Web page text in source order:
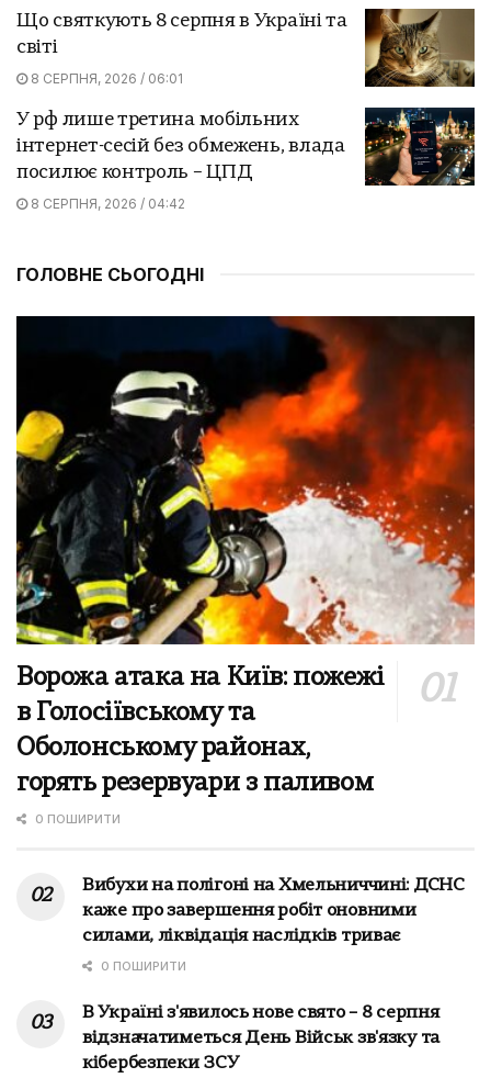
Що святкують 8 серпня в Україні та
світі
8 СЕРПНЯ, 2026 / 06:01
У рф лише третина мобільних
інтернет-сесій без обмежень, влада
посилює контроль – ЦПД
8 СЕРПНЯ, 2026 / 04:42
ГОЛОВНЕ СЬОГОДНІ
Ворожа атака на Київ: пожежі
в Голосіївському та
Оболонському районах,
горять резервуари з паливом
0 ПОШИРИТИ
Вибухи на полігоні на Хмельниччині: ДСНС
каже про завершення робіт оновними
силами, ліквідація наслідків триває
0 ПОШИРИТИ
В Україні з'явилось нове свято – 8 серпня
відзначатиметься День Військ зв'язку та
кібербезпеки ЗСУ